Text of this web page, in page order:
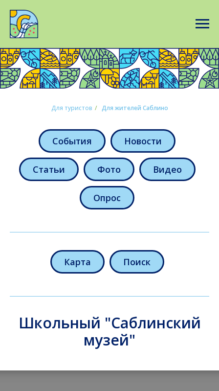
Для туристов / Для жителей Саблино
События Новости
Статьи Фото Видео
Опрос
Карта Поиск
Школьный "Саблинский
музей"